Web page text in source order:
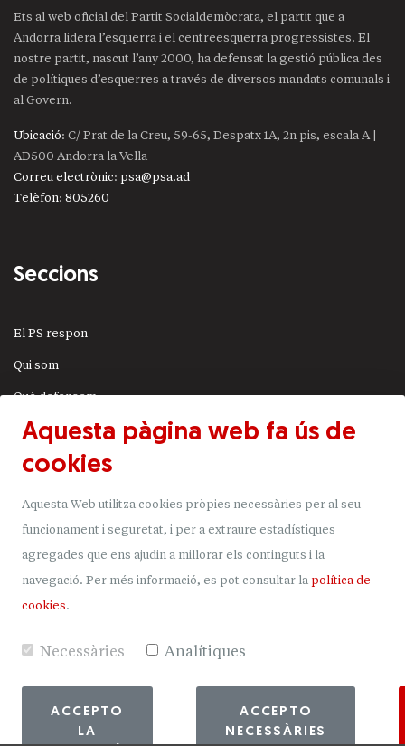
Ets al web oficial del Partit Socialdemòcrata, el partit que a
Andorra lidera l’esquerra i el centreesquerra progressistes. El
nostre partit, nascut l’any 2000, ha defensat la gestió pública des
de polítiques d’esquerres a través de diversos mandats comunals i
al Govern.
Ubicació: C/ Prat de la Creu, 59-65, Despatx 1A, 2n pis, escala A |
AD500 Andorra la Vella
Correu electrònic: psa@psa.ad
Telèfon: 805260
Seccions
El PS respon
Qui som
Què defensem
Actualitat
JSA
Uneix-t'hi
Donacions
Mapa del lloc
Aquesta pàgina web fa ús de
cookies
Aquesta Web utilitza cookies pròpies necessàries per al seu
funcionament i seguretat, i per a extraure estadístiques
agregades que ens ajudin a millorar els continguts i la
navegació. Per més informació, es pot consultar la política de
cookies.
Necessàries Analítiques
ACCEPTO
LA
ACCEPTO
NECESSÀRIES